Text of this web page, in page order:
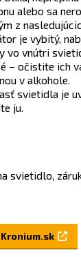
alebo sa
z
je vybitý,
vo vnútri
– očistite ich
v alkohole.
svietidla je
ju.
svietidlo,
Kronium.sk